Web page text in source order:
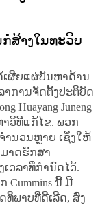
ສ້າງໃນທະວີບ
ເຜີຍແຜ່ບັນຫາດ້ານ
າການຈັດຕັ້ງປະຕິບັດ
Huayang Juneng
ຫາວິທີແກ້ໄຂ. ພວກ
ຳນວນຫຼາຍ ເຊິ່ງໃຫ້
ມາດຮັກສາ
ວລາທີ່ກຳນົດໄວ້.
Cummins ນີ້ ມີ
ພາບທີ່ດີເລີດ, ສົ່ງ